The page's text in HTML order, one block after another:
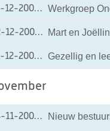
03-12-200803-12-2008
Werkgroep
02-12-200802-12-2008
Mart en
01-12-200801-12-2008
Gezellig en
24-11-200824-11-2008
Nieuw